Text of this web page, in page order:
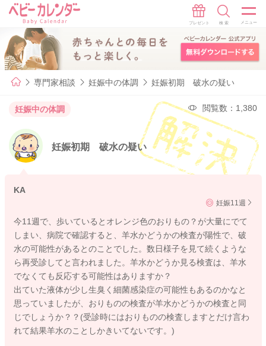
専門家相談 妊娠中の体調 妊娠初期 破水の疑い
妊娠中の体調 閲覧数：1,380
妊娠初期 破水の疑い
KA
妊娠11週
今11週で、歩いているとオレンジ色のおりもの？が大量にでて
しまい、病院で確認すると、羊水かどうかの検査が陽性で、破
水の可能性があるとのことでした。数日様子を見て続くような
ら再受診してと言われました。羊水かどうか見る検査は、羊水
でなくても反応する可能性はありますか？
出ていた液体が少し生臭く細菌感染症の可能性もあるのかなと
思っていましたが、おりものの検査が羊水かどうかの検査と同
じでしょうか？？(受診時にはおりものの検査しますとだけ言わ
れて結果羊水のことしかきいてないです。)